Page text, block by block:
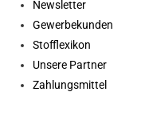
Newsletter
Gewerbekunden
Stofflexikon
Unsere Partner
Zahlungsmittel